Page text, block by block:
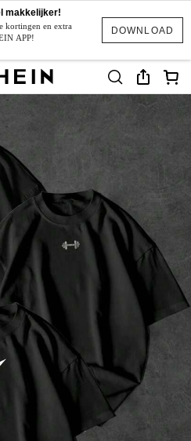
DOWNLOAD
makkelijker!
kortingen en extra
APP!